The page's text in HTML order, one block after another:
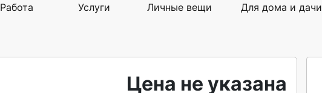
Работа Услуги Личные вещи Для дома и дачи
Цена не указана